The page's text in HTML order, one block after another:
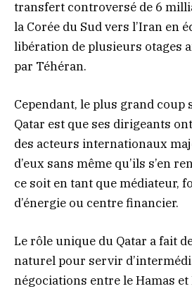
transfert controversé de 6
la Corée du Sud vers l’Iran en
libération de plusieurs otages
par Téhéran.
Cependant, le plus grand coup
Qatar est que ses dirigeants
des acteurs internationaux
d’eux sans même qu’ils s’en
ce soit en tant que médiateur,
d’énergie ou centre financier.
Le rôle unique du Qatar a fait
naturel pour servir
négociations entre le Hamas